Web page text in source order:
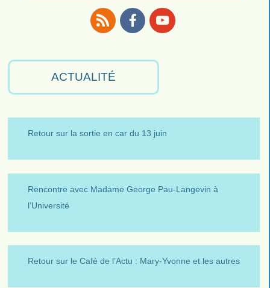
ACTUALITÉ
Retour sur la sortie en car du 13 juin
Rencontre avec Madame George Pau-Langevin à
l’Université
Retour sur le Café de l’Actu : Mary-Yvonne et les autres